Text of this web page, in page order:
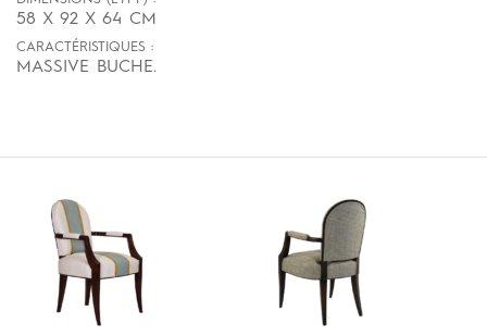
58 X 92 X 64 CM
CARACTÉRISTIQUES :
MASSIVE BUCHE.